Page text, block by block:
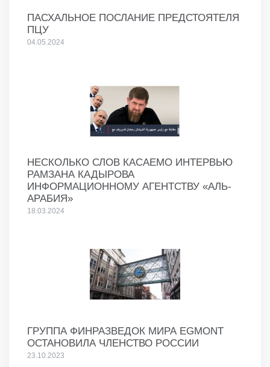
ПАСХАЛЬНОЕ ПОСЛАНИЕ ПРЕДСТОЯТЕЛЯ
ПЦУ
04.05.2024
НЕСКОЛЬКО СЛОВ КАСАЕМО ИНТЕРВЬЮ
РАМЗАНА КАДЫРОВА
ИНФОРМАЦИОННОМУ АГЕНТСТВУ «АЛЬ-
АРАБИЯ»
18.03.2024
ГРУППА ФИНРАЗВЕДОК МИРА EGMONT
ОСТАНОВИЛА ЧЛЕНСТВО РОССИИ
23.10.2023